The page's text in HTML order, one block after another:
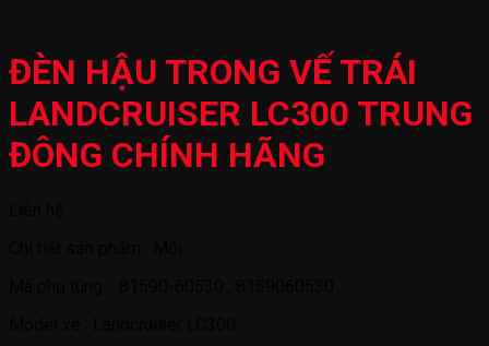
ĐÈN HẬU TRONG VẾ TRÁI
LANDCRUISER LC300 TRUNG
ĐÔNG CHÍNH HÃNG